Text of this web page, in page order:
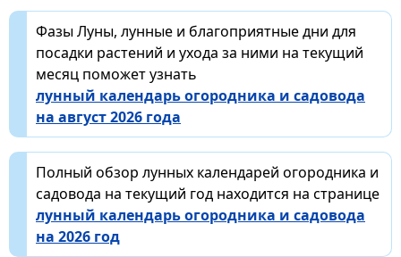
Фазы Луны, лунные и благоприятные дни для
посадки растений и ухода за ними на текущий
месяц поможет узнать
лунный календарь огородника и садовода
на август 2026 года
Полный обзор лунных календарей огородника и
садовода на текущий год находится на странице
лунный календарь огородника и садовода
на 2026 год